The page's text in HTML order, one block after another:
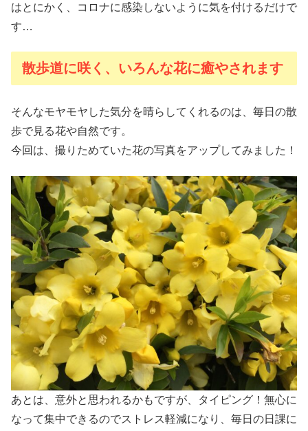
はとにかく、コロナに感染しないように気を付けるだけで
す…
散歩道に咲く、いろんな花に癒やされます
そんなモヤモヤした気分を晴らしてくれるのは、毎日の散
歩で見る花や自然です。
今回は、撮りためていた花の写真をアップしてみました！
あとは、意外と思われるかもですが、タイピング！無心に
なって集中できるのでストレス軽減になり、毎日の日課に